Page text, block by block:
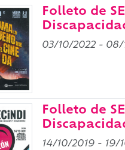
Folleto de
03/10/2022 - 08/
Folleto de
14/10/2019 - 19/